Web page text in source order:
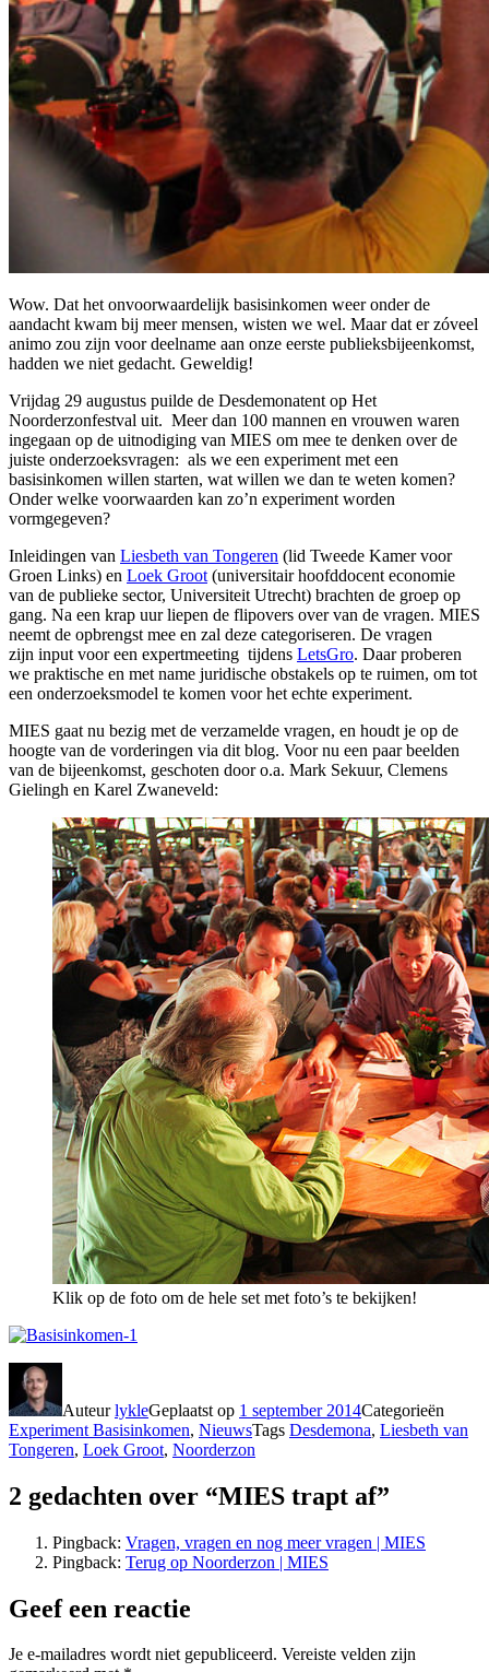
Wow. Dat het onvoorwaardelijk basisinkomen weer onder de
aandacht kwam bij meer mensen, wisten we wel. Maar dat er zóveel
animo zou zijn voor deelname aan onze eerste publieksbijeenkomst,
hadden we niet gedacht. Geweldig!
Vrijdag 29 augustus puilde de Desdemonatent op Het
Noorderzonfestval uit. Meer dan 100 mannen en vrouwen waren
ingegaan op de uitnodiging van MIES om mee te denken over de
juiste onderzoeksvragen: als we een experiment met een
basisinkomen willen starten, wat willen we dan te weten komen?
Onder welke voorwaarden kan zo’n experiment worden
vormgegeven?
Inleidingen van Liesbeth van Tongeren (lid Tweede Kamer voor
Groen Links) en Loek Groot (universitair hoofddocent economie
van de publieke sector, Universiteit Utrecht) brachten de groep op
gang. Na een krap uur liepen de flipovers over van de vragen. MIES
neemt de opbrengst mee en zal deze categoriseren. De vragen
zijn input voor een expertmeeting tijdens LetsGro. Daar proberen
we praktische en met name juridische obstakels op te ruimen, om tot
een onderzoeksmodel te komen voor het echte experiment.
MIES gaat nu bezig met de verzamelde vragen, en houdt je op de
hoogte van de vorderingen via dit blog. Voor nu een paar beelden
van de bijeenkomst, geschoten door o.a. Mark Sekuur, Clemens
Gielingh en Karel Zwaneveld:
Klik op de foto om de hele set met foto’s te bekijken!
AuteurlykleGeplaatst op 1 september 2014Categorieën
Experiment Basisinkomen, NieuwsTags Desdemona, Liesbeth van
Tongeren, Loek Groot, Noorderzon
2 gedachten over “MIES trapt af”
Pingback: Vragen, vragen en nog meer vragen | MIES
Pingback: Terug op Noorderzon | MIES
Geef een reactie
Je e-mailadres wordt niet gepubliceerd. Vereiste velden zijn